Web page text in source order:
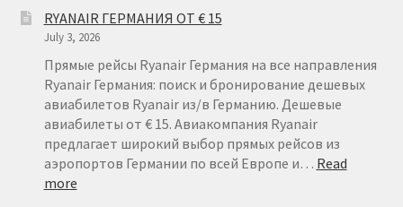
RYANAIR ГЕРМАНИЯ ОТ € 15
July 3, 2026
Прямые рейсы Ryanair Германия на все направления
Ryanair Германия: поиск и бронирование дешевых
авиабилетов Ryanair из/в Германию. Дешевые
авиабилеты от € 15. Авиакомпания Ryanair
предлагает широкий выбор прямых рейсов из
аэропортов Германии по всей Европе и… Read
more: